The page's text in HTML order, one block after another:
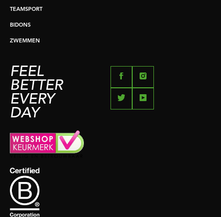
TEAMSPORT
BIDONS
ZWEMMEN
FEEL
BETTER
EVERY
DAY